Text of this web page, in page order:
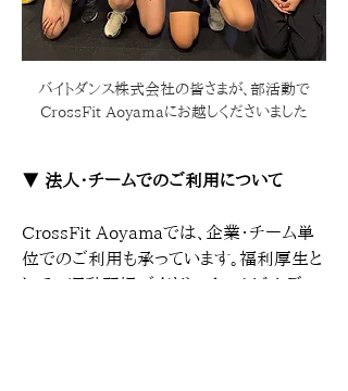
バイトダンス株式会社の皆さまが、部活動で
CrossFit Aoyamaにお越しくださいました
▼ 法人・チームでのご利用について
CrossFit Aoyamaでは、企業・チーム単
位でのご利用も承っています。福利厚生と
しての運動習慣づくりや、チームビルディ